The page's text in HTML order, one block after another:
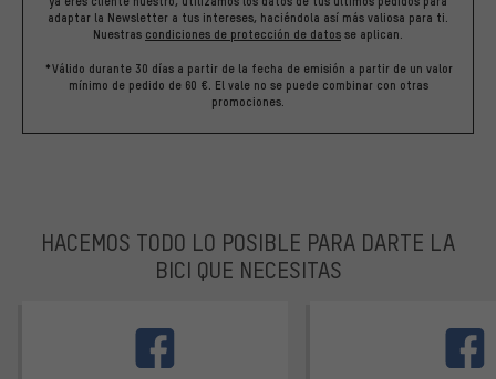
adaptar la Newsletter a tus intereses, haciéndola así más valiosa para ti.
Nuestras condiciones de protección de datos se aplican.
*Válido durante 30 días a partir de la fecha de emisión a partir de un valor
mínimo de pedido de 60 €. El vale no se puede combinar con otras
promociones.
HACEMOS TODO LO POSIBLE PARA DARTE LA
BICI QUE NECESITAS